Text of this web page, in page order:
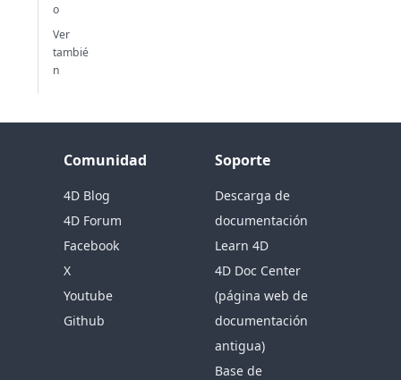
o
Ver
tambié
n
Comunidad
4D Blog
4D Forum
Facebook
X
Youtube
Github
Soporte
Descarga de
documentación
Learn 4D
4D Doc Center
(página web de
documentación
antigua)
Base de